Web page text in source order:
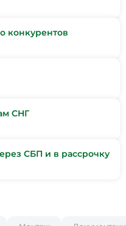
конкурентов
СНГ
СБП и в рассрочку